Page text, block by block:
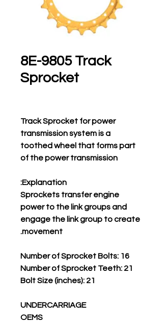
8E-9805 Track
Sprocket
Track Sprocket for power
transmission system is a
toothed wheel that forms part
of the power transmission
Explanation:
Sprockets transfer engine
power to the link groups and
engage the link group to create
movement.
Number of Sprocket Bolts: 16
Number of Sprocket Teeth: 21
Bolt Size (inches): 21
UNDERCARRIAGE
OEMS